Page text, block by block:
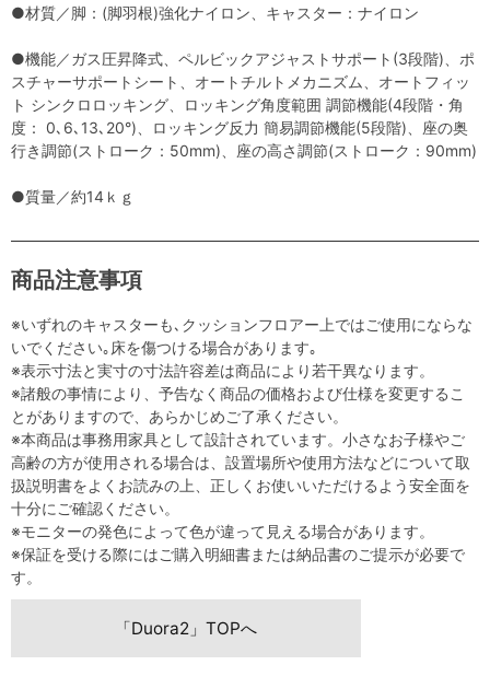
●材質／脚：(脚羽根)強化ナイロン、キャスター：ナイロン
●機能／ガス圧昇降式、ペルビックアジャストサポート(3段階)、ポ
スチャーサポートシート、オートチルトメカニズム、オートフィッ
ト シンクロロッキング、ロッキング角度範囲 調節機能(4段階・角
度： 0､6､13､20°)、ロッキング反力 簡易調節機能(5段階)、座の奥
行き調節(ストローク：50mm)、座の高さ調節(ストローク：90mm)
●質量／約14ｋｇ
商品注意事項
※いずれのキャスターも､クッションフロアー上ではご使用にならな
いでください｡床を傷つける場合があります｡
※表示寸法と実寸の寸法許容差は商品により若干異なります。
※諸般の事情により、予告なく商品の価格および仕様を変更するこ
とがありますので、あらかじめご了承ください。
※本商品は事務用家具として設計されています。小さなお子様やご
高齢の方が使用される場合は、設置場所や使用方法などについて取
扱説明書をよくお読みの上、正しくお使いいただけるよう安全面を
十分にご確認ください。
※モニターの発色によって色が違って見える場合があります。
※保証を受ける際にはご購入明細書または納品書のご提示が必要で
す。
「Duora2」TOPへ